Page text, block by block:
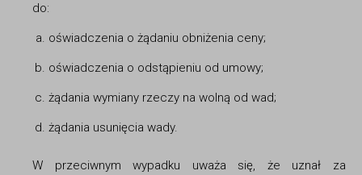
do:
oświadczenia o żądaniu obniżenia ceny;
oświadczenia o odstąpieniu od umowy;
żądania wymiany rzeczy na wolną od wad;
żądania usunięcia wady.
W przeciwnym wypadku uważa się, że uznał za